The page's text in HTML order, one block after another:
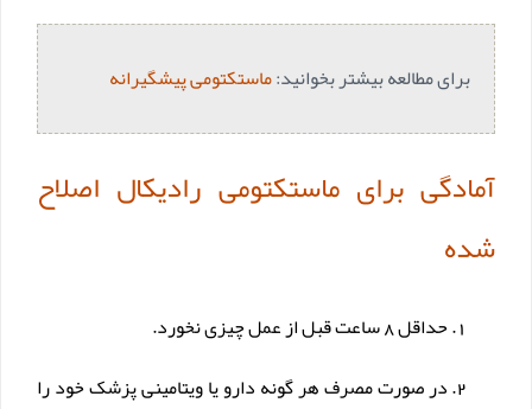
برای مطالعه بیشتر بخوانید:ماستکتومی پیشگیرانه
آمادگی برای ماستکتومی رادیکال اصلاح
شده
حداقل 8 ساعت قبل از عمل چیزی نخورد.
در صورت مصرف هر گونه دارو یا ویتامینی پزشک خود را